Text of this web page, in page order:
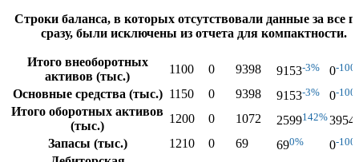
Строки баланса, в которых отсутствовали данные за все
сразу, были исключены из отчета для компактности.
Итого внеоборотных
активов (тыс.)
1100 0 9398 9153-3% 0-
Основные средства (тыс.) 1150 0 9398 9153-3% 0-
Итого оборотных активов
(тыс.)
1200 0 1072 2599142%3954
Запасы (тыс.) 1210 0 69 690% 0-